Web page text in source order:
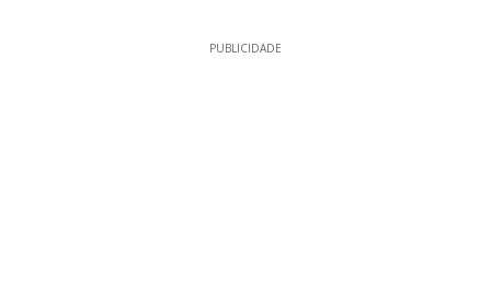
PUBLICIDADE